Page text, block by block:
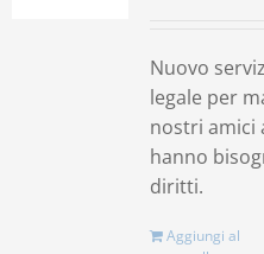
Nuovo
legale per
nostri amici
hanno
diritti.
Aggiungi al